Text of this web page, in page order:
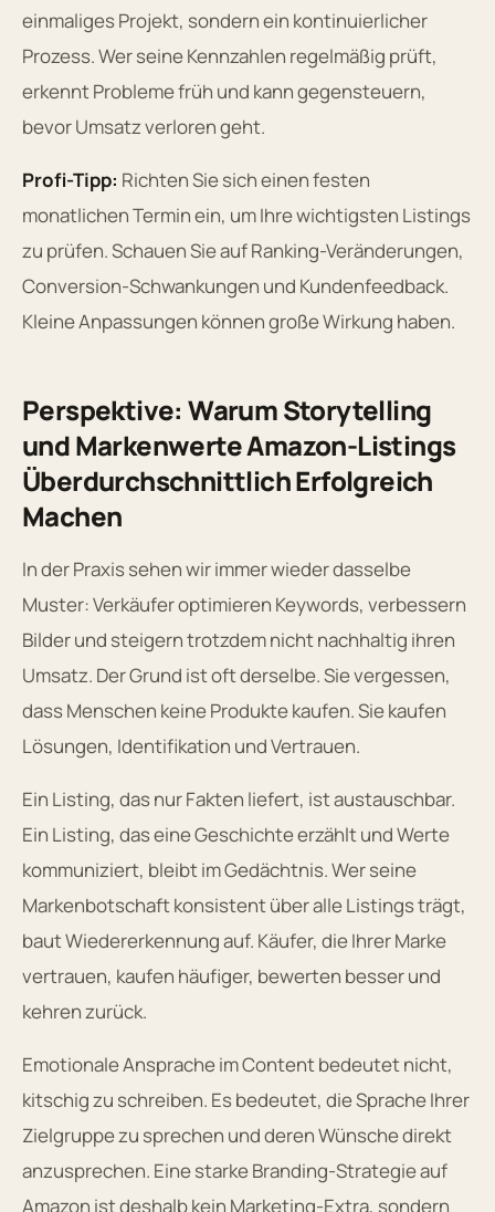
einmaliges Projekt, sondern ein kontinuierlicher
Prozess. Wer seine Kennzahlen regelmäßig prüft,
erkennt Probleme früh und kann gegensteuern,
bevor Umsatz verloren geht.
Profi-Tipp: Richten Sie sich einen festen
monatlichen Termin ein, um Ihre wichtigsten Listings
zu prüfen. Schauen Sie auf Ranking-Veränderungen,
Conversion-Schwankungen und Kundenfeedback.
Kleine Anpassungen können große Wirkung haben.
Perspektive: Warum Storytelling
und Markenwerte Amazon-Listings
Überdurchschnittlich Erfolgreich
Machen
In der Praxis sehen wir immer wieder dasselbe
Muster: Verkäufer optimieren Keywords, verbessern
Bilder und steigern trotzdem nicht nachhaltig ihren
Umsatz. Der Grund ist oft derselbe. Sie vergessen,
dass Menschen keine Produkte kaufen. Sie kaufen
Lösungen, Identifikation und Vertrauen.
Ein Listing, das nur Fakten liefert, ist austauschbar.
Ein Listing, das eine Geschichte erzählt und Werte
kommuniziert, bleibt im Gedächtnis. Wer seine
Markenbotschaft konsistent über alle Listings trägt,
baut Wiedererkennung auf. Käufer, die Ihrer Marke
vertrauen, kaufen häufiger, bewerten besser und
kehren zurück.
Emotionale Ansprache im Content bedeutet nicht,
kitschig zu schreiben. Es bedeutet, die Sprache Ihrer
Zielgruppe zu sprechen und deren Wünsche direkt
anzusprechen. Eine starke Branding-Strategie auf
Amazon ist deshalb kein Marketing-Extra, sondern